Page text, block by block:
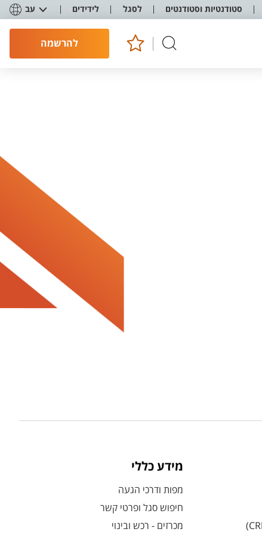
סטודנטיות וסטודנטים לסגל לידידים עב
להרשמה
מידע כללי
מפות ודרכי הגעה
חיפוש סגל ופרטי קשר
מכרזים - רכש ובינוי